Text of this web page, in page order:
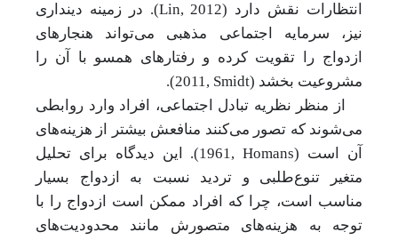
انتظارات نقش دارد (Lin, 2012). در زمینه دینداری
نیز، سرمایه اجتماعی مذهبی می‌تواند هنجارهای
ازدواج را تقویت کرده و رفتارهای همسو با آن را
مشروعیت بخشد (Smidt
,
2011
).
از منظر نظریه تبادل اجتماعی، افراد وارد روابطی
می‌شوند که تصور می‌کنند منافعش بیشتر از هزینه‌های
آن است (Homans
,
1961). این دیدگاه برای تحلیل
متغیر تنوع‌طلبی و تردید نسبت به ازدواج بسیار
مناسب است، چرا که افراد ممکن است ازدواج را با
توجه به هزینه‌های متصورش مانند محدودیت‌های